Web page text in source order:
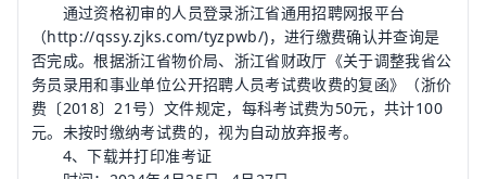
通过资格初审的人员登录浙江省通用招聘网报平台
（http://qssy.zjks.com/tyzpwb/)，进行缴费确认并查询是
否完成。根据浙江省物价局、浙江省财政厅《关于调整我省公
务员录用和事业单位公开招聘人员考试费收费的复函》（浙价
费〔2018〕21号）文件规定，每科考试费为50元，共计100
元。未按时缴纳考试费的，视为自动放弃报考。
4、下载并打印准考证